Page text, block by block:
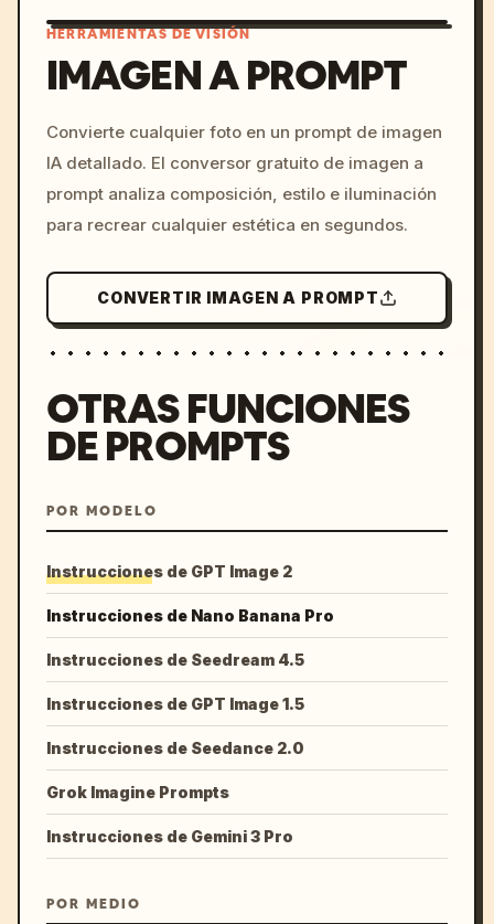
c, cyberpunk sunset, neon
colors, 8k --v 6.0
HERRAMIENTAS DE VISIÓN
IMAGEN A PROMPT
Convierte cualquier foto en un prompt de imagen
IA detallado. El conversor gratuito de imagen a
prompt analiza composición, estilo e iluminación
para recrear cualquier estética en segundos.
CONVERTIR IMAGEN A PROMPT
OTRAS FUNCIONES
DE PROMPTS
POR MODELO
Instrucciones de GPT Image 2
Instrucciones de Nano Banana Pro
Instrucciones de Seedream 4.5
Instrucciones de GPT Image 1.5
Instrucciones de Seedance 2.0
Grok Imagine Prompts
Instrucciones de Gemini 3 Pro
POR MEDIO